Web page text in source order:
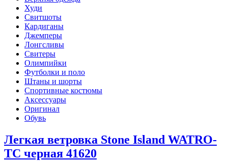
Худи
Свитшоты
Кардиганы
Джемперы
Лонгсливы
Свитеры
Олимпийки
Футболки и поло
Штаны и шорты
Спортивные костюмы
Аксессуары
Оригинал
Обувь
Легкая ветровка Stone Island WATRO-
TC черная 41620